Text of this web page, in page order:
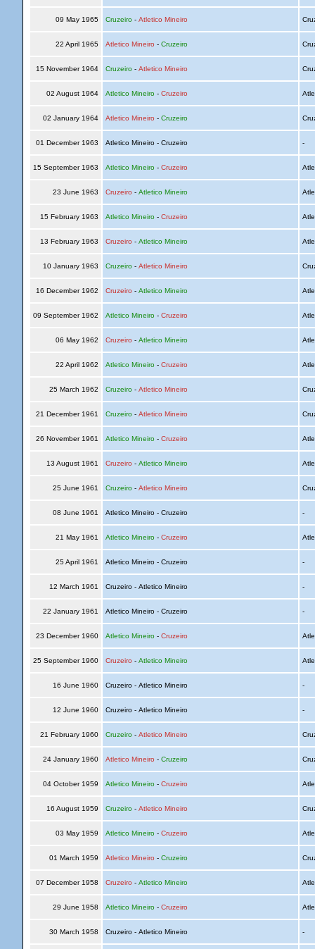
09 May 1965 Cruzeiro- Atletico Mineiro
22 April 1965 Atletico Mineiro - Cruzeiro
15 November 1964 Cruzeiro- Atletico Mineiro
02 August 1964 Atletico Mineiro- Cruzeiro
02 January 1964 Atletico Mineiro - Cruzeiro
01 December 1963 Atletico Mineiro - Cruzeiro -
15 September 1963 Atletico Mineiro- Cruzeiro
23 June 1963 Cruzeiro - Atletico Mineiro
15 February 1963 Atletico Mineiro- Cruzeiro
13 February 1963 Cruzeiro - Atletico Mineiro
10 January 1963 Cruzeiro- Atletico Mineiro
16 December 1962 Cruzeiro - Atletico Mineiro
09 September 1962 Atletico Mineiro- Cruzeiro
06 May 1962 Cruzeiro - Atletico Mineiro
22 April 1962 Atletico Mineiro- Cruzeiro
25 March 1962 Cruzeiro- Atletico Mineiro
21 December 1961 Cruzeiro- Atletico Mineiro
26 November 1961 Atletico Mineiro- Cruzeiro
13 August 1961 Cruzeiro - Atletico Mineiro
25 June 1961 Cruzeiro- Atletico Mineiro
08 June 1961 Atletico Mineiro - Cruzeiro -
21 May 1961 Atletico Mineiro- Cruzeiro
25 April 1961 Atletico Mineiro - Cruzeiro -
12 March 1961 Cruzeiro - Atletico Mineiro -
22 January 1961 Atletico Mineiro - Cruzeiro -
23 December 1960 Atletico Mineiro- Cruzeiro
25 September 1960 Cruzeiro - Atletico Mineiro
16 June 1960 Cruzeiro - Atletico Mineiro -
12 June 1960 Cruzeiro - Atletico Mineiro -
21 February 1960 Cruzeiro- Atletico Mineiro
24 January 1960 Atletico Mineiro - Cruzeiro
04 October 1959 Atletico Mineiro- Cruzeiro
16 August 1959 Cruzeiro- Atletico Mineiro
03 May 1959 Atletico Mineiro- Cruzeiro
01 March 1959 Atletico Mineiro - Cruzeiro
07 December 1958 Cruzeiro - Atletico Mineiro
29 June 1958 Atletico Mineiro- Cruzeiro
30 March 1958 Cruzeiro - Atletico Mineiro -